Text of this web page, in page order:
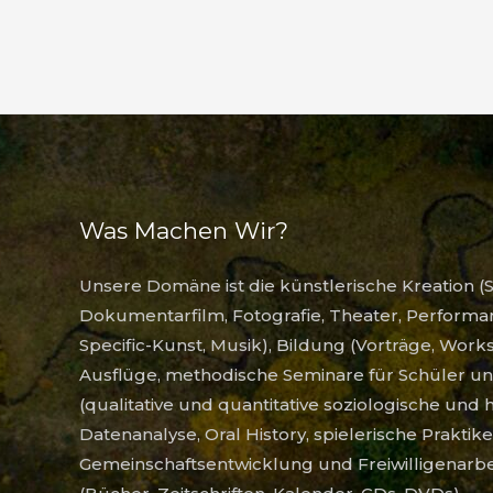
Was Machen Wir?
Unsere Domäne ist die künstlerische Kreation
Dokumentarfilm, Fotografie, Theater,
Specific-Kunst, Musik), Bildung (Vorträge,
Ausflüge, methodische Seminare für Schüler
(qualitative und quantitative soziologische und
Datenanalyse, Oral History, spielerische
Gemeinschaftsentwicklung und